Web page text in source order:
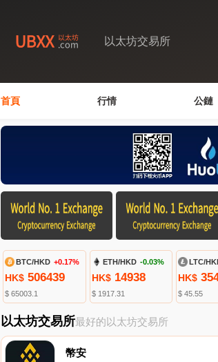
以太坊交易所
首頁 行情 公鏈
BTC/HKD +0.17%
HK$ 506439
$ 65003.1
ETH/HKD -0.03%
HK$14938
$ 1917.31
LTC/
HK$
$ 45.55
以太坊交易所最好的以太坊交易所
幣安